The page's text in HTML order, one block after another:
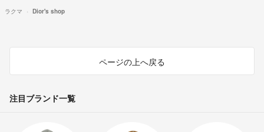
ラクマ Dior's shop
ページの上へ戻る
注目ブランド一覧